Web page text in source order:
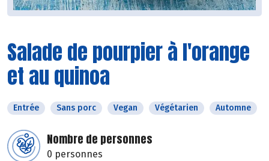
Salade de pourpier à l'orange
et au quinoa
Entrée Sans porc Vegan Végétarien Automne
Nombre de personnes
0 personnes